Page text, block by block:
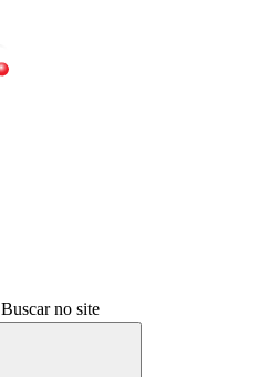
Buscar no site